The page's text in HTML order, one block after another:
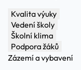
Kvalita výuky
Vedení školy
Školní klima
Podpora žáků
Zázemí a vybavení